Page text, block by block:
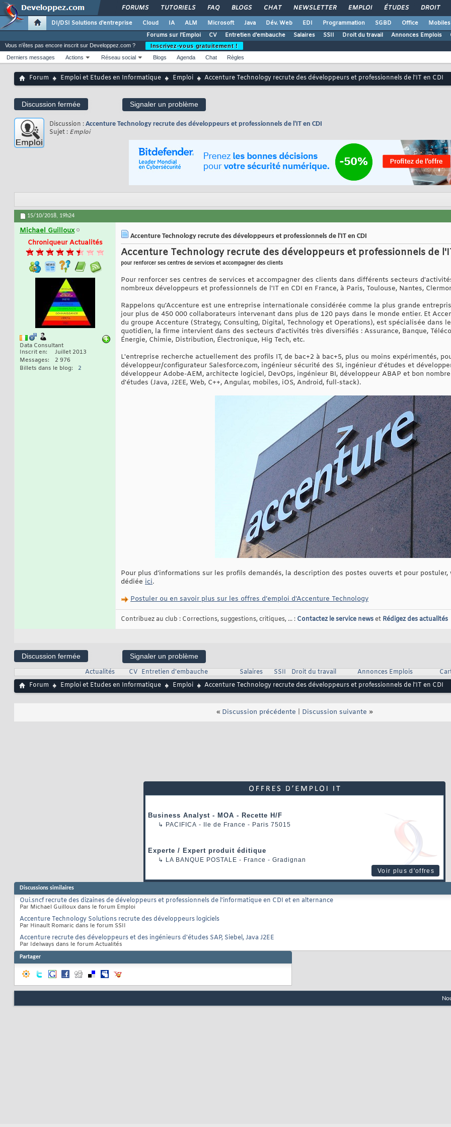
FORUMS TUTORIELS FAQ BLOGS CHAT NEWSLETTER EMPLOI ÉTUDES DROIT
DI/DSI Solutions d'entreprise Cloud IA ALM Microsoft Java Dév. Web EDI Programmation SGBD Office Mobiles
Forums sur l'Emploi
CV Entretien d'embauche Salaires SSII Droit du travail Annonces Emplois
Vous n'êtes pas encore inscrit sur Developpez.com ?
Inscrivez-vous gratuitement !
Derniers messages
Actions Réseau social Blogs Agenda Chat Règles
Forum Emploi et Etudes en Informatique Emploi Accenture Technology recrute des développeurs et professionnels de l'IT en CDI
Discussion fermée Signaler un problème
Discussion : Accenture Technology recrute des développeurs et professionnels de l'IT en CDI
Sujet : Emploi
15/10/2018, 19h24
Michael Guilloux
Chroniqueur Actualités
Data Consultant
Inscrit en
Juillet 2013
Messages
2 976
Billets dans le blog
2
Accenture Technology recrute des développeurs et professionnels de l'IT en CDI
Accenture Technology recrute des développeurs et professionnels de
pour renforcer ses centres de services et accompagner des clients
Pour renforcer ses centres de services et accompagner des clients dans différents secteurs
nombreux développeurs et professionnels de l'IT en CDI en France, à Paris, Toulouse, Nantes,
Rappelons qu'Accenture est une entreprise internationale considérée comme la plus grande
jour plus de 450 000 collaborateurs intervenant dans plus de 120 pays dans le monde entier. Et
du groupe Accenture (Strategy, Consulting, Digital, Technology et Operations), est spécialisée dans
quotidien, la firme intervient dans des secteurs d'activités très diversifiés : Assurance, Banque,
Énergie, Chimie, Distribution, Électronique, Hig Tech, etc.
L'entreprise recherche actuellement des profils IT, de bac+2 à bac+5, plus ou moins expérimentés,
développeur/configurateur Salesforce.com, ingénieur sécurité des SI, ingénieur d'études et
développeur Adobe-AEM, architecte logiciel, DevOps, ingénieur BI, développeur ABAP et bon
d'études (Java, J2EE, Web, C++, Angular, mobiles, iOS, Android, full-stack).
Pour plus d’informations sur les profils demandés, la description des postes ouverts et pour
dédiée ici.
Postuler ou en savoir plus sur les offres d’emploi d'Accenture Technology
Contribuez au club : Corrections, suggestions, critiques, ... : Contactez le service newset Rédigez des actualités
Discussion fermée
Signaler un problème
Actualités
CV Entretien d'embauche Salaires SSII Droit du travail Annonces Emplois
Forum
Emploi et Etudes en Informatique Emploi Accenture Technology recrute des développeurs et professionnels de l'IT en CDI
« Discussion précédente Discussion suivante »
Business Analyst - MOA - Recette H/F
↳ PACIFICA - Ile de France - Paris 75015
Experte / Expert produit éditique
↳ LA BANQUE POSTALE - France - Gradignan
Voir plus d'offres
Discussions similaires
Oui.sncf recrute des dizaines de développeurs et professionnels de l'informatique en CDI et en alternance
Par Michael Guilloux dans le forum Emploi
Accenture Technology Solutions recrute des développeurs logiciels
Par Hinault Romaric dans le forum SSII
Accenture recrute des développeurs et des ingénieurs d'études SAP, Siebel, Java J2EE
Par Idelways dans le forum Actualités
Partager